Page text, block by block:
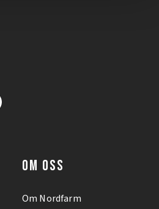
OM OSS
Om Nordfarm